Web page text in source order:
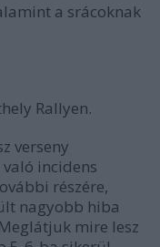
a srácoknak
Rallyen.
verseny
incidens
részére,
nagyobb hiba
mire lesz